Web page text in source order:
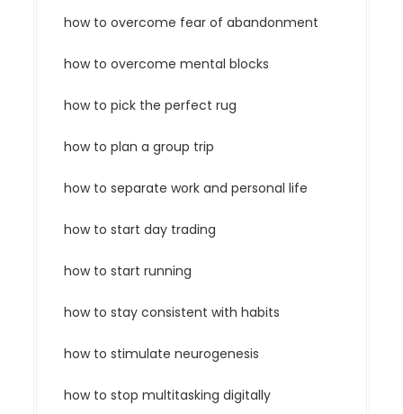
how to overcome fear of abandonment
how to overcome mental blocks
how to pick the perfect rug
how to plan a group trip
how to separate work and personal life
how to start day trading
how to start running
how to stay consistent with habits
how to stimulate neurogenesis
how to stop multitasking digitally